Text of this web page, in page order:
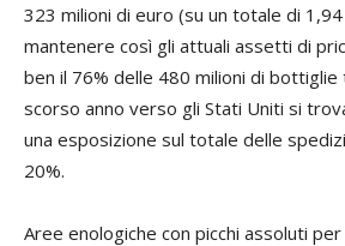
323 milioni di euro (su un totale di
mantenere così gli attuali assetti di
ben il 76% delle 480 milioni di
scorso anno verso gli Stati Uniti si
una esposizione sul totale delle
20%.
Aree enologiche con picchi assoluti per